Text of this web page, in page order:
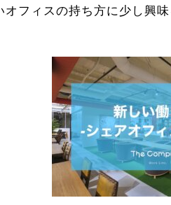
オフィスの持ち方に少し興